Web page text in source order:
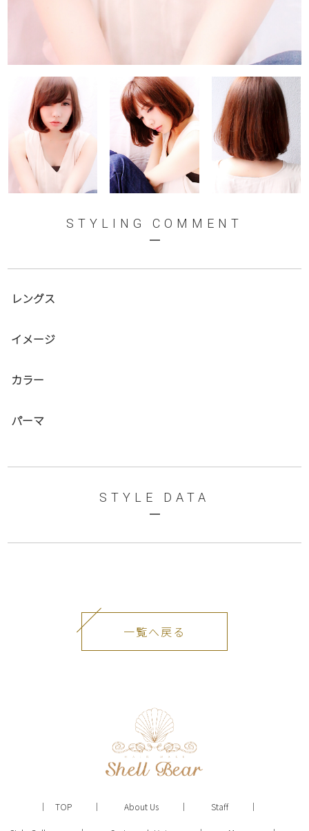
STYLING COMMENT
レングス
イメージ
カラー
パーマ
STYLE DATA
一覧へ戻る
TOP About Us Staff